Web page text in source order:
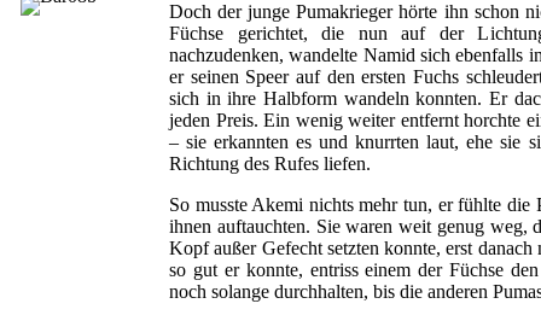
Doch der junge Pumakrieger hörte ihn schon
Füchse gerichtet, die nun auf der
nachzudenken, wandelte Namid sich ebenfalls
er seinen Speer auf den ersten Fuchs
sich in ihre Halbform wandeln konnten. Er
jeden Preis. Ein wenig weiter entfernt horchte
– sie erkannten es und knurrten laut, ehe sie
Richtung des Rufes liefen.
So musste Akemi nichts mehr tun, er fühlte die
ihnen auftauchten. Sie waren weit genug weg,
Kopf außer Gefecht setzten konnte, erst
so gut er konnte, entriss einem der Füchse
noch solange durchhalten, bis die anderen